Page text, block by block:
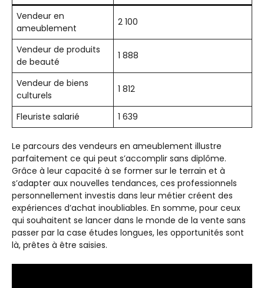
Vendeur en
ameublement
2 100
Vendeur de produits
de beauté
1 888
Vendeur de biens
culturels
1 812
Fleuriste salarié 1 639
Le parcours des vendeurs en ameublement illustre
parfaitement ce qui peut s’accomplir sans diplôme.
Grâce à leur capacité à se former sur le terrain et à
s’adapter aux nouvelles tendances, ces professionnels
personnellement investis dans leur métier créent des
expériences d’achat inoubliables. En somme, pour ceux
qui souhaitent se lancer dans le monde de la vente sans
passer par la case études longues, les opportunités sont
là, prêtes à être saisies.